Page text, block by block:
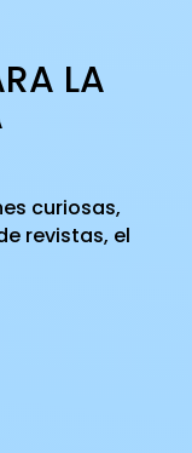
LA
curiosas,
revistas, el